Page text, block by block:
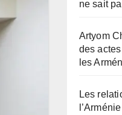
ne sait
Artyom
des
les
Les